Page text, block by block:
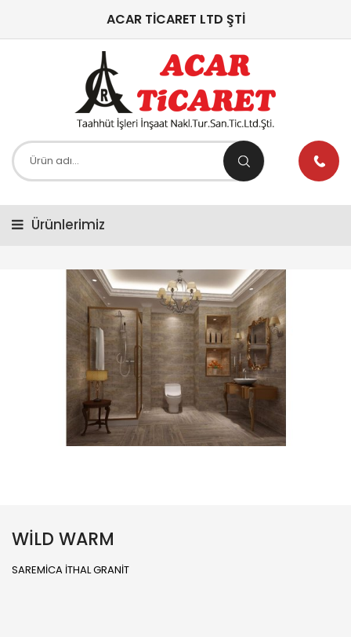
ACAR TİCARET LTD ŞTİ
Ürünlerimiz
WİLD WARM
SAREMİCA İTHAL GRANİT